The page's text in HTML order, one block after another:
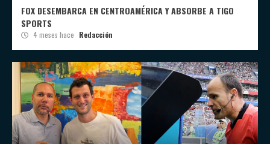
FOX DESEMBARCA EN CENTROAMÉRICA Y ABSORBE A TIGO
SPORTS
4 meses hace Redacción